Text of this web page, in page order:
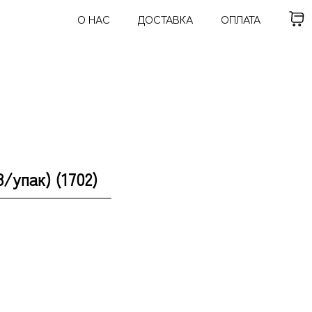
О НАС ДОСТАВКА ОПЛАТА
упак) (1702)